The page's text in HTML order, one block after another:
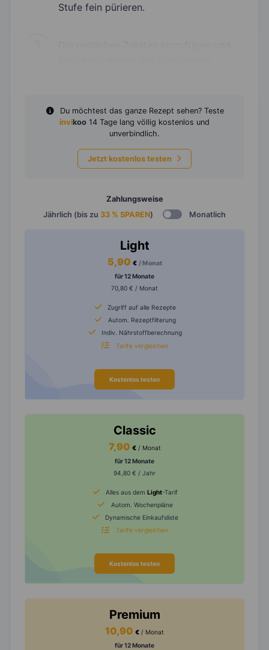
Stufe fein pürieren.
Du möchtest das ganze Rezept sehen? Teste
invikoo 14 Tage lang völlig kostenlos und
unverbindlich.
Jetzt kostenlos testen
Zahlungsweise
Jährlich (bis zu 33 % SPAREN) Monatlich
Light
5,90 € / Monat
für 12 Monate
70,80 € / Monat
Zugriff auf alle Rezepte
Autom. Rezeptfilterung
Indiv. Nährstoffberechnung
Tarife vergleichen
Kostenlos testen
Classic
7,90 € / Monat
für 12 Monate
94,80 € / Jahr
Alles aus dem Light-Tarif
Autom. Wochenpläne
Dynamische Einkaufsliste
Tarife vergleichen
Kostenlos testen
Premium
10,90 € / Monat
für 12 Monate